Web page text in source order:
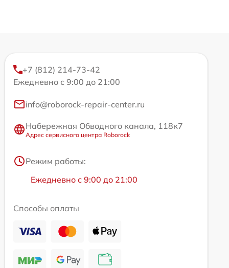
+7 (812) 214-73-42
Ежедневно с 9:00 до 21:00
info@roborock-repair-center.ru
Набережная Обводного канала, 118к7
Адрес сервисного центра Roborock
Режим работы:
Ежедневно с 9:00 до 21:00
Способы оплаты